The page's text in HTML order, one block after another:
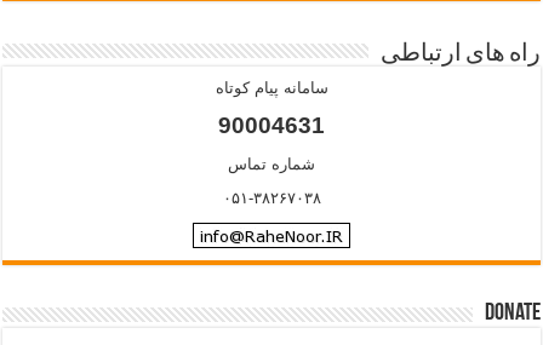
راه های ارتباطی
سامانه پیام کوتاه
90004631
شماره تماس
۰۵۱-۳۸۲۶۷۰۳۸
Donate